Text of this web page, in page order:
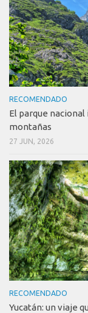
RECOMENDADO
El parque
montañas
27 JUN, 2026
RECOMENDADO
Yucatán: un viaje